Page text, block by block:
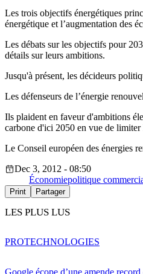
Les trois objectifs énergétiques
énergétique et l’augmentation des
Les débats sur les objectifs pour
détails sur leurs ambitions.
Jusqu'à présent, les décideurs
Les défenseurs de l’énergie
Ils plaident en faveur d'ambitions
carbone d'ici 2050 en vue de limiter
Le Conseil européen des énergies
Dec 3, 2012 - 08:50
Économiepolitique
Print Partager
LES PLUS LUS
Google écope d’une amende
PROTECHNOLOGIES